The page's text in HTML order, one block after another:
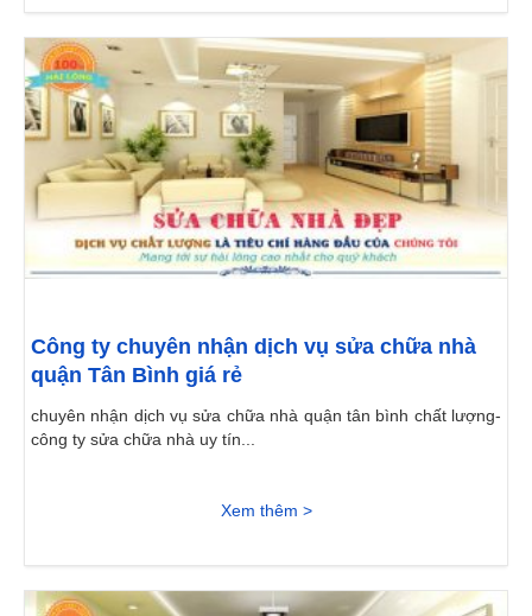
Công ty chuyên nhận dịch vụ sửa chữa nhà
quận Tân Bình giá rẻ
chuyên nhận dịch vụ sửa chữa nhà quận tân bình chất lượng-
công ty sửa chữa nhà uy tín...
Xem thêm >